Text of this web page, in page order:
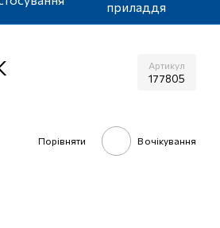
приладдя
Артикул
177805
Порівняти В очікування